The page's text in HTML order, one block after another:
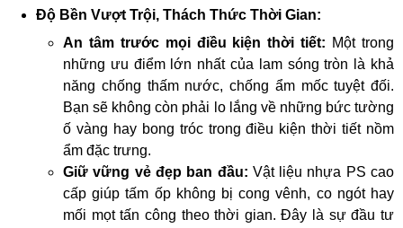
Độ Bền Vượt Trội, Thách Thức Thời Gian:
An tâm trước mọi điều kiện thời tiết: Một trong
những ưu điểm lớn nhất của lam sóng tròn là khả
năng chống thấm nước, chống ẩm mốc tuyệt đối.
Bạn sẽ không còn phải lo lắng về những bức tường
ố vàng hay bong tróc trong điều kiện thời tiết nồm
ẩm đặc trưng.
Giữ vững vẻ đẹp ban đầu: Vật liệu nhựa PS cao
cấp giúp tấm ốp không bị cong vênh, co ngót hay
mối mọt tấn công theo thời gian. Đây là sự đầu tư